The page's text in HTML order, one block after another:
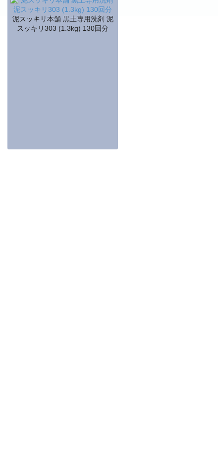
泥スッキリ本舗 黒土専用洗剤 泥
スッキリ303 (1.3kg) 130回分